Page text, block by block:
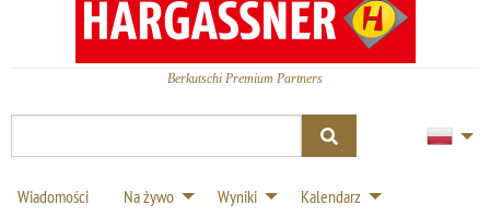
Berkutschi Premium Partners
Wiadomości Na żywo Wyniki
Kalendarz